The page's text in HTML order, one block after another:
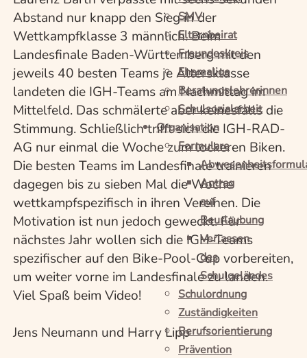
SMV
Elternbeirat
Freundeskreis
Ehemalige
Beratungslehrerinnen
Schulsozialarbeit
Organisation
Formulare
Antrag
auf
Beurlaubung
Verlassen
des
Schulgeländes
Schulordnung
Zuständigkeiten
Berufsorientierung
Prävention
Abstand nur knapp den Sieg in der
Wettkampfklasse 3 männlich. Beim
Landesfinale Baden-Württemberg mit den
jeweils 40 besten Teams je Altersklasse
landeten die IGH-Teams am Nachmittag im
Mittelfeld. Das schmälerte aber keinesfalls die
Stimmung. Schließlich trifft sich die IGH-RAD-
AG nur einmal die Woche zum lockeren Biken.
Die besten Teams im Landesfinale trainieren
dagegen bis zu sieben Mal die Woche
wettkampfspezifisch in ihren Vereinen. Die
Motivation ist nun jedoch geweckt. Für
nächstes Jahr wollen sich die IGH-Teams
spezifischer auf den Bike-Pool-Cup vorbereiten,
um weiter vorne im Landesfinale zu landen.
Viel Spaß beim Video!
Jens Neumann und Harry Lipp